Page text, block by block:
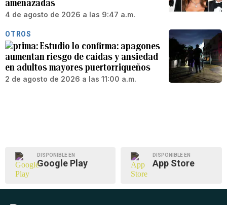
amenazadas
4 de agosto de 2026 a las 9:47 a.m.
OTROS
Estudio lo confirma: apagones
aumentan riesgo de caídas y ansiedad
en adultos mayores puertorriqueños
2 de agosto de 2026 a las 11:00 a.m.
DISPONIBLE EN
Google Play
DISPONIBLE EN
App Store